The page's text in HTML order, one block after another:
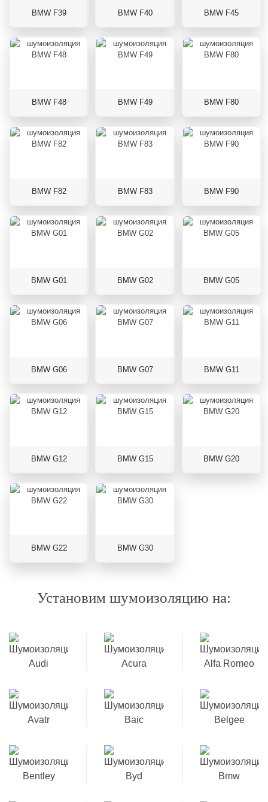
BMW F39 BMW F40 BMW F45
BMW F48 BMW F49 BMW F80
BMW F82 BMW F83 BMW F90
BMW G01 BMW G02 BMW G05
BMW G06 BMW G07 BMW G11
BMW G12 BMW G15 BMW G20
BMW G22 BMW G30
Установим шумоизоляцию на: